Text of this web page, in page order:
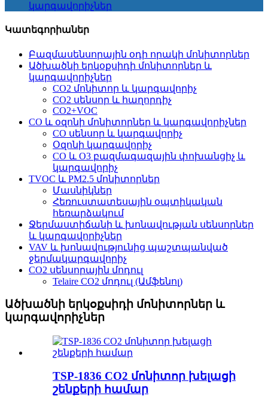
կարգավորիչներ
Կատեգորիաներ
Բազմասենսորային օդի որակի մոնիտորներ
Ածխածնի երկօքսիդի մոնիտորներ և
կարգավորիչներ
CO2 մոնիտոր և կարգավորիչ
CO2 սենսոր և հաղորդիչ
CO2+VOC
CO և օզոնի մոնիտորներ և կարգավորիչներ
CO սենսոր և կարգավորիչ
Օզոնի կարգավորիչ
CO և O3 բազմագազային փոխանցիչ և
կարգավորիչ
TVOC և PM2.5 մոնիտորներ
Մասնիկներ
Հեռուստատեսային օպտիկական
հեռարձակում
Ջերմաստիճանի և խոնավության սենսորներ
և կարգավորիչներ
VAV և խոնավությունից պաշտպանված
ջերմակարգավորիչ
CO2 սենսորային մոդուլ
Telaire CO2 մոդուլ (Ամֆենոլ)
Ածխածնի երկօքսիդի մոնիտորներ և
կարգավորիչներ
TSP-1836 CO2 մոնիտոր խելացի
շենքերի համար